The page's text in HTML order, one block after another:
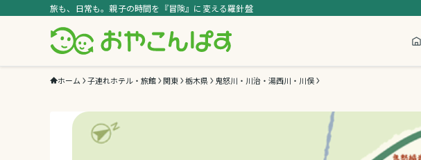
旅も、日常も。親子の時間を『冒険』に変える羅針盤
ホーム 子連れホテル・旅館 関東 栃木県 鬼怒川・川治・湯西川・川俣